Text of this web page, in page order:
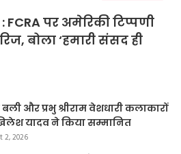
FCRA पर अमेरिकी टिप्पणी
बोला ‘हमारी संसद ही
और प्रभु श्रीराम वेशधारी कलाकारों
यादव ने किया सम्मानित
2, 2026